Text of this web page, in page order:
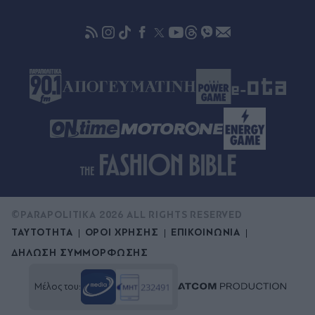
ΤΑΥΤΟΤΗΤΑ ΟΡΟΙ ΧΡΗΣΗΣ
ΕΠΙΚΟΙΝΩΝΙΑ
ΔΗΛΩΣΗ ΣΥΜΜΟΡΦΩΣΗΣ
©PARAPOLITIKA 2026 ALL RIGHTS RESERVED
Μέλος του: